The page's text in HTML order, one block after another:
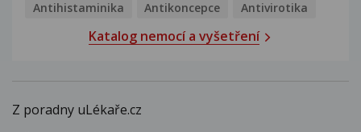
Antihistaminika
Antikoncepce Antivirotika
Katalog nemocí a vyšetření
Z poradny uLékaře.cz